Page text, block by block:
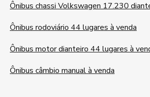
Ônibus chassi Volkswagen 17.230
Ônibus rodoviário 44 lugares à venda
Ônibus motor dianteiro 44 lugares à
Ônibus câmbio manual à venda